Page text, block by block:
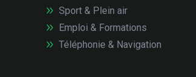
Sport & Plein air
Emploi & Formations
Téléphonie & Navigation